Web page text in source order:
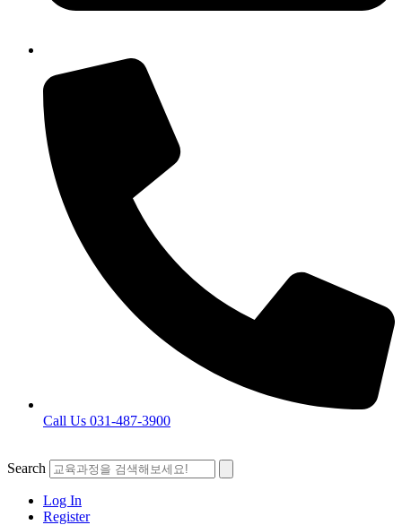
Call Us 031-487-3900
Search
Log In
Register